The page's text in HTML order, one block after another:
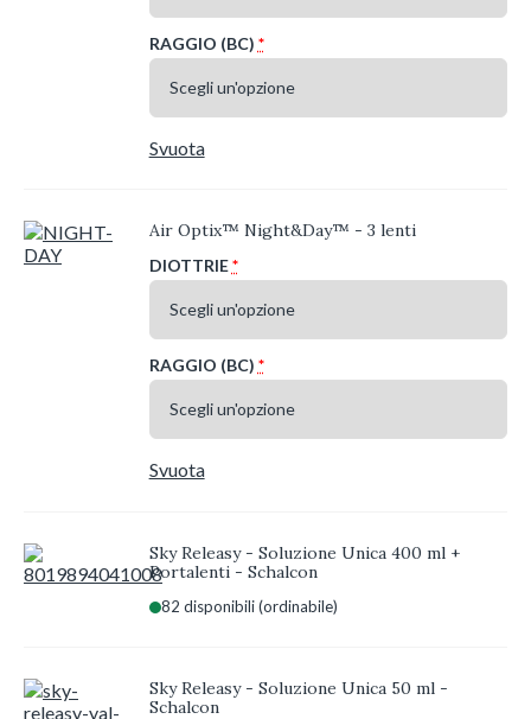
RAGGIO (BC) *
Svuota
Air Optix™ Night&Day™ - 3 lenti
DIOTTRIE*
RAGGIO (BC) *
Svuota
Sky Releasy - Soluzione Unica 400 ml +
Portalenti - Schalcon
82 disponibili (ordinabile)
Sky Releasy - Soluzione Unica 50 ml -
Schalcon